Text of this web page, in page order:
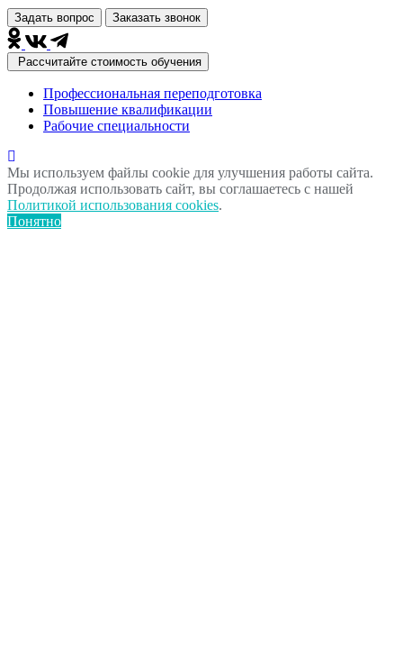
Задать вопрос Заказать звонок
Рассчитайте стоимость обучения
Профессиональная переподготовка
Повышение квалификации
Рабочие специальности
Мы используем файлы cookie для улучшения работы сайта.
Продолжая использовать сайт, вы соглашаетесь с нашей
Политикой использования cookies.
Понятно